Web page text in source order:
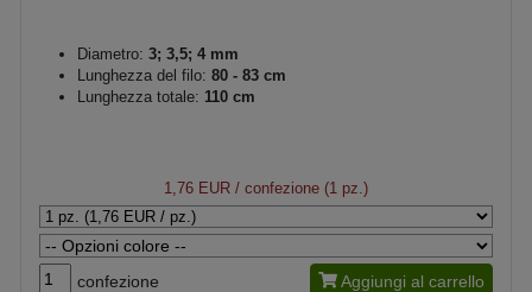
Diametro: 3; 3,5; 4 mm
Lunghezza del filo: 80 - 83 cm
Lunghezza totale: 110 cm
1,76 EUR / confezione (1 pz.)
confezione Aggiungi al carrello